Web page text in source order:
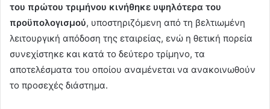
του πρώτου τριμήνου κινήθηκε υψηλότερα του
προϋπολογισμού, υποστηριζόμενη από τη βελτιωμένη
λειτουργική απόδοση της εταιρείας, ενώ η θετική πορεία
συνεχίστηκε και κατά το δεύτερο τρίμηνο, τα
αποτελέσματα του οποίου αναμένεται να ανακοινωθούν
το προσεχές διάστημα.